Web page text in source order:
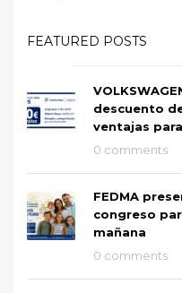
FEATURED POSTS
descuento
ventajas
0 comments
FEDMA
congreso
mañana
0 comments